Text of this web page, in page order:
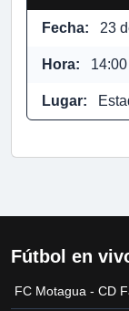
Fecha: 23
Hora: 14:00
Lugar:
Fútbol en
FC Motagua - CD